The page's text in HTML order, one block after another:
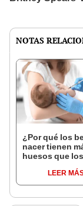
NOTAS
¿Por qué los
nacer tienen
huesos que los
LEER